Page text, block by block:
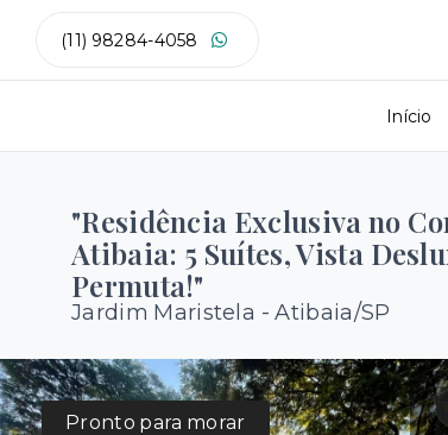
(11) 98284-4058
Início
"Residência Exclusiva no
Atibaia: 5 Suítes, Vista
Permuta!"
Jardim Maristela - Atibaia/SP
Pronto para morar